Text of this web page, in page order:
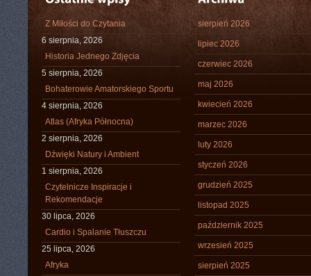
Z Miłości do Czytania
6 sierpnia, 2026
Historia Jednego Zdjęcia
5 sierpnia, 2026
Bohaterowie Amatorskiego Sportu
4 sierpnia, 2026
Atlas (Afryka Północna)
2 sierpnia, 2026
Dźwięki Natury i Ambient
1 sierpnia, 2026
Czytelnicze Inspiracje i
Rekomendacje
30 lipca, 2026
Cardio i Spalanie Tłuszczu
25 lipca, 2026
Afryka
sierpień 2026
lipiec 2026
czerwiec 2026
maj 2026
kwiecień 2026
marzec 2026
luty 2026
styczeń 2026
grudzień 2025
listopad 2025
październik 2025
wrzesień 2025
sierpień 2025